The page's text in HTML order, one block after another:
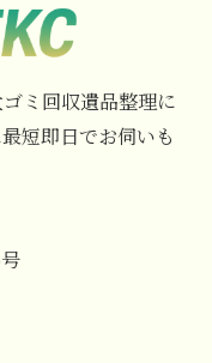
ミ回収遺品整理に
短即日でお伺いも